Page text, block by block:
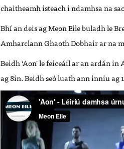
chaitheamh isteach i ndamhsa na
Bhí an deis ag Meon Eile buladh le
Amharclann Ghaoth Dobhair ar na
Beidh ‘Aon' le feiceáil ar an ardán
ag 8in. Beidh seó luath ann inniu ag